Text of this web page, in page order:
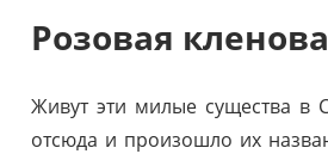
Розовая
Живут эти милые существа в
отсюда и произошло их